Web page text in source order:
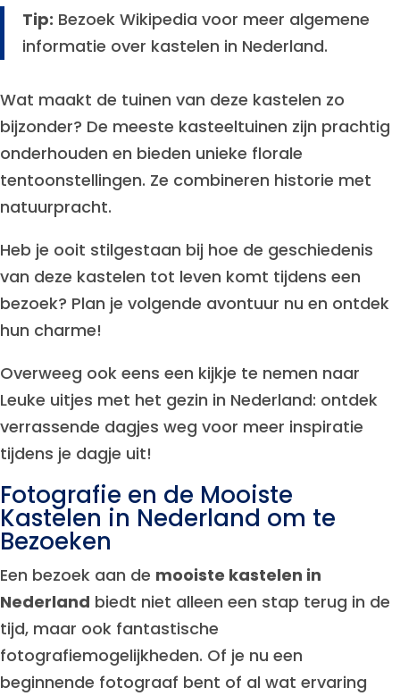
Tip: Bezoek Wikipedia voor meer algemene
informatie over kastelen in Nederland.
Wat maakt de tuinen van deze kastelen zo
bijzonder? De meeste kasteeltuinen zijn prachtig
onderhouden en bieden unieke florale
tentoonstellingen. Ze combineren historie met
natuurpracht.
Heb je ooit stilgestaan bij hoe de geschiedenis
van deze kastelen tot leven komt tijdens een
bezoek? Plan je volgende avontuur nu en ontdek
hun charme!
Overweeg ook eens een kijkje te nemen naar
Leuke uitjes met het gezin in Nederland: ontdek
verrassende dagjes weg voor meer inspiratie
tijdens je dagje uit!
Fotografie en de Mooiste
Kastelen in Nederland om te
Bezoeken
Een bezoek aan de mooiste kastelen in
Nederland biedt niet alleen een stap terug in de
tijd, maar ook fantastische
fotografiemogelijkheden. Of je nu een
beginnende fotograaf bent of al wat ervaring